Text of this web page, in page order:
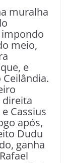
muralha
impondo
meio,
e
direita
Cassius
após,
Dudu
ganha